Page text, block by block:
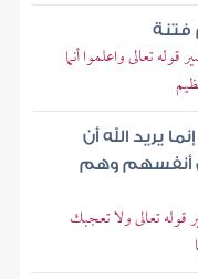
فتنة
تعالى واعلموا أنما
يريد الله أن
أنفسهم وهم
قوله تعالى ولا تعجبك